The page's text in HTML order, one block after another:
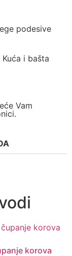
podesive
Vam
korova